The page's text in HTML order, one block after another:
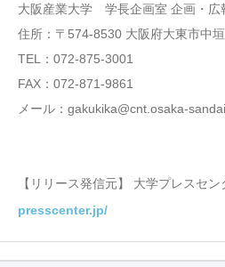
大阪産業大学 学長企画室 企画・広
住所：〒574-8530 大阪府大東市中
TEL：072-875-3001
FAX：072-871-9861
メール：gakukika@cnt.osaka-
【リリース発信元】 大学プレスセン
presscenter.jp/